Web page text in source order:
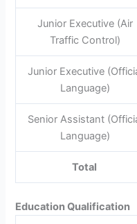
Junior Executive (Air
Traffic Control)
Junior Executive
Language)
Senior Assistant
Language)
Total
Education Qualification